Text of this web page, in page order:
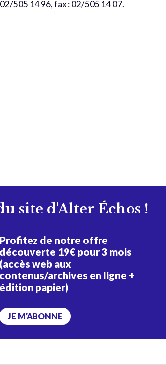
505 14 96, fax : 02/505 14 07.
site d'Alter Échos !
Profitez de notre offre
découverte 19€ pour 3 mois
(accès web aux
contenus/archives en ligne +
édition papier)
JE M’ABONNE